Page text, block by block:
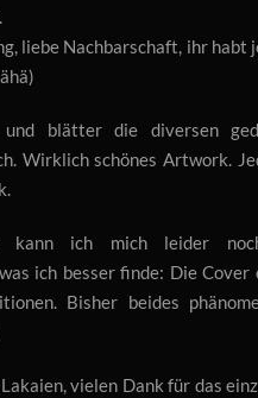
liebe Nachbarschaft, ihr habt
blätter die diversen
Wirklich schönes Artwork.
kann ich mich leider
ich besser finde: Die Cover
Bisher beides
vielen Dank für das